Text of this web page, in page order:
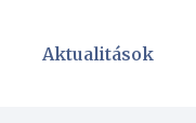
Aktualitások